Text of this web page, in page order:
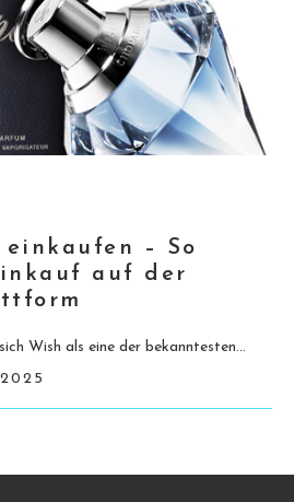
einkaufen – So
auf der
Wish als eine der bekanntesten...